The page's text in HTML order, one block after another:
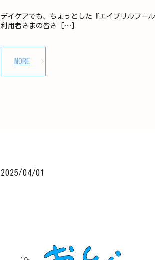
デイケアでも、ちょっとした『エイプリルフー
利用者さまの皆さ […]
MORE
2025/04/01